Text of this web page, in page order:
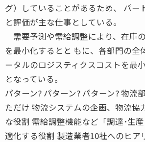
グ）していることがあるため、 パー
と評価が主な仕事としている。
需要予測や需給調整により、在庫
を最小化するとと もに、各部門の全
ータルのロジスティクスコストを最
となっている。
パターン? パターン? パターン? 物流
ただけ 物流システムの企画、物流協
な役割 需給調整機能など「調達･生
適化する役割 製造業者10社へのヒア